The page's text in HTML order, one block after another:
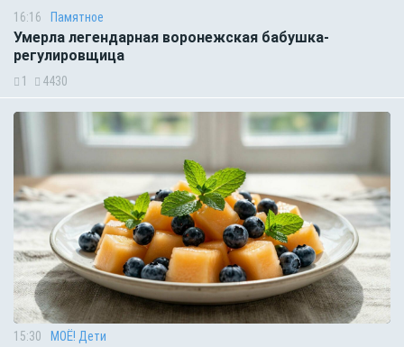
16:16 Памятное
Умерла легендарная воронежская бабушка-
регулировщица
1 4430
15:30 МОЁ! Дети